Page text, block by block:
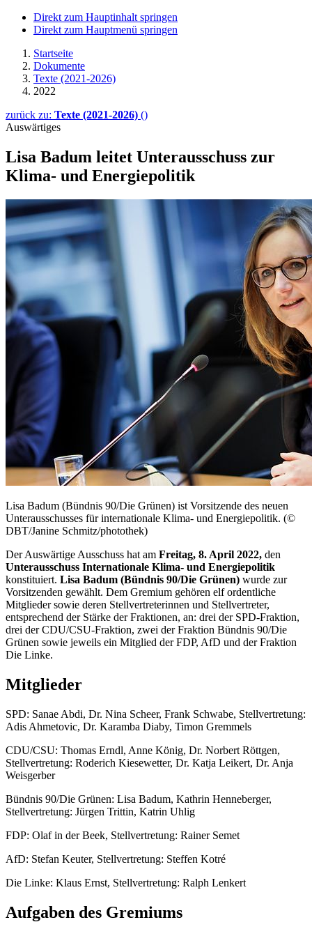
Direkt zum Hauptinhalt springen
Direkt zum Hauptmenü springen
Startseite
Dokumente
Texte (2021-2026)
2022
zurück zu: Texte (2021-2026) ()
Auswärtiges
Lisa Badum leitet Unter­ausschuss zur
Klima- und Energiepolitik
Lisa Badum (Bündnis 90/Die Grünen) ist Vorsitzende des neuen
Unterausschusses für internationale Klima- und Energiepolitik. (©
DBT/Janine Schmitz/photothek)
Der Auswärtige Ausschuss hat am Freitag, 8. April 2022, den
Unterausschuss Internationale Klima- und Energiepolitik
konstituiert. Lisa Badum (Bündnis 90/Die Grünen) wurde zur
Vorsitzenden gewählt. Dem Gremium gehören elf ordentliche
Mitglieder sowie deren Stellvertreterinnen und Stellvertreter,
entsprechend der Stärke der Fraktionen, an: drei der SPD-Fraktion,
drei der CDU/CSU-Fraktion, zwei der Fraktion Bündnis 90/Die
Grünen sowie jeweils ein Mitglied der FDP, AfD und der Fraktion
Die Linke.
Mitglieder
SPD: Sanae Abdi, Dr. Nina Scheer, Frank Schwabe, Stellvertretung:
Adis Ahmetovic, Dr. Karamba Diaby, Timon Gremmels
CDU/CSU: Thomas Erndl, Anne König, Dr. Norbert Röttgen,
Stellvertretung: Roderich Kiesewetter, Dr. Katja Leikert, Dr. Anja
Weisgerber
Bündnis 90/Die Grünen: Lisa Badum, Kathrin Henneberger,
Stellvertretung: Jürgen Trittin, Katrin Uhlig
FDP: Olaf in der Beek, Stellvertretung: Rainer Semet
AfD: Stefan Keuter, Stellvertretung: Steffen Kotré
Die Linke: Klaus Ernst, Stellvertretung: Ralph Lenkert
Aufgaben des Gremiums